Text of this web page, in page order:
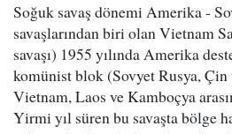
Soğuk savaş dönemi Amerika -
savaşlarından biri olan Vietnam
savaşı) 1955 yılında Amerika
komünist blok (Sovyet Rusya,
Vietnam, Laos ve Kamboçya
Yirmi yıl süren bu savaşta bölge